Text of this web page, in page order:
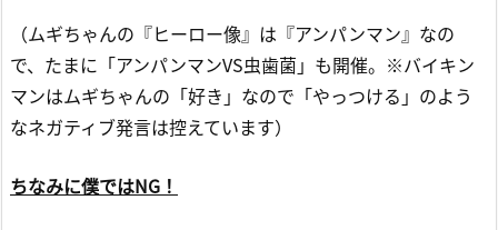
（ムギちゃんの『ヒーロー像』は『アンパンマン』なの
で、たまに「アンパンマンVS虫歯菌」も開催。※バイキン
マンはムギちゃんの「好き」なので「やっつける」のよう
なネガティブ発言は控えています）
ちなみに僕ではNG！